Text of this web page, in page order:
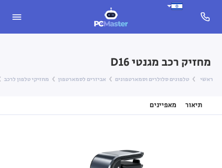
מחזיק רכב מגנטי D16
ראשי טלפונים סלולרים וסמארטפונים אביזרים לסמארטפון מחזיקי טלפון לרכב
תיאור מאפיינים